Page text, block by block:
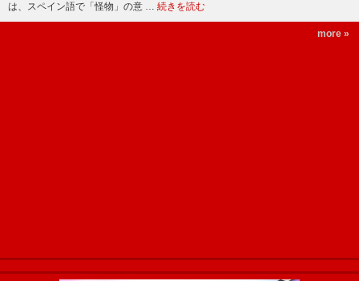
は、スペイン語で「怪物」の意 … 続きを読む
more »